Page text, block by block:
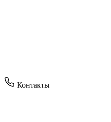
Контакты